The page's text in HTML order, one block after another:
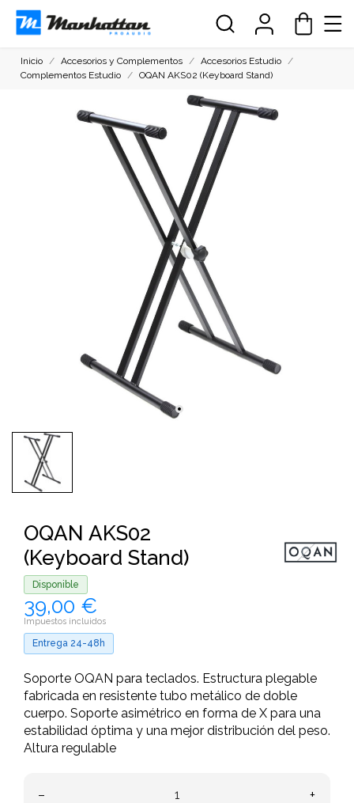
Inicio Accesorios y Complementos
Accesorios Estudio
Complementos Estudio
OQAN AKS02 (Keyboard Stand)
OQAN AKS02
(Keyboard Stand)
Disponible
39,00 €
Impuestos incluidos
Entrega 24-48h
Soporte OQAN para teclados. Estructura plegable
fabricada en resistente tubo metálico de doble
cuerpo. Soporte asimétrico en forma de X para una
estabilidad óptima y una mejor distribución del peso.
Altura regulable
– +